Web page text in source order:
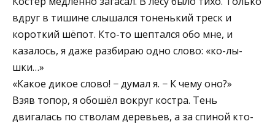
вдруг в тишине слышался тоненький треск и
короткий шёпот. Кто-то шептался обо мне, и
казалось, я даже разбираю одно слово: «ко-лы-
шки…»
«Какое дикое слово! − думал я. − К чему оно?»
Взяв топор, я обошёл вокруг костра. Тень
двигалась по стволам деревьев, а за спиной кто-